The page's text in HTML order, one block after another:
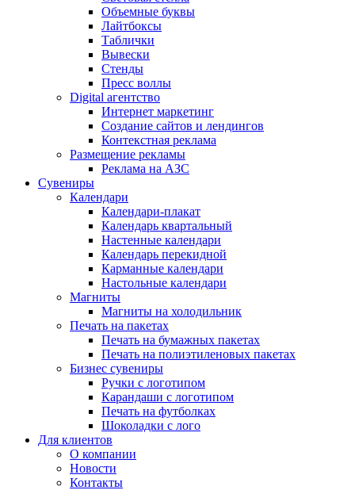
Объемные буквы
Лайтбоксы
Таблички
Вывески
Стенды
Пресс воллы
Digital агентство
Интернет маркетинг
Создание сайтов и лендингов
Контекстная реклама
Размещение рекламы
Реклама на АЗС
Сувениры
Календари
Календари-плакат
Календарь квартальный
Настенные календари
Календарь перекидной
Карманные календари
Настольные календари
Магниты
Магниты на холодильник
Печать на пакетах
Печать на бумажных пакетах
Печать на полиэтиленовых пакетах
Бизнес сувениры
Ручки с логотипом
Карандаши с логотипом
Печать на футболках
Шоколадки с лого
Для клиентов
О компании
Новости
Контакты